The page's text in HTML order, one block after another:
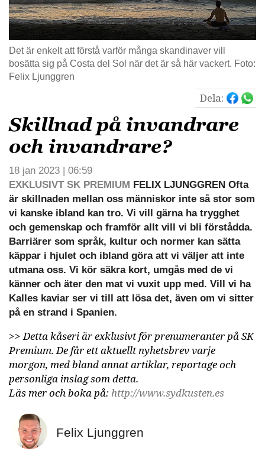
Det är enkelt att förstå varför många skandinaver vill
bosätta sig på Costa del Sol när det är så här vackert. Foto:
Felix Ljunggren
Dela:
Skillnad på invandrare
och invandrare?
18 jan 2023 | 06:59
EXKLUSIVT SK PREMIUM FELIX LJUNGGREN Ofta
är skillnaden mellan oss människor inte så stor som
vi kanske ibland kan tro. Vi vill gärna ha trygghet
och gemenskap och framför allt vill vi bli förstådda.
Barriärer som språk, kultur och normer kan sätta
käppar i hjulet och ibland göra att vi väljer att inte
utmana oss. Vi kör säkra kort, umgås med de vi
känner och äter den mat vi vuxit upp med. Vill vi ha
Kalles kaviar ser vi till att lösa det, även om vi sitter
på en strand i Spanien.
>>Detta kåseri är exklusivt för prenumeranter på SK
Premium. De får ett aktuellt nyhetsbrev varje
morgon, med bland annat artiklar, reportage och
personliga inslag som detta.
Läs mer och boka på: http://www.sydkusten.es
Felix Ljunggren